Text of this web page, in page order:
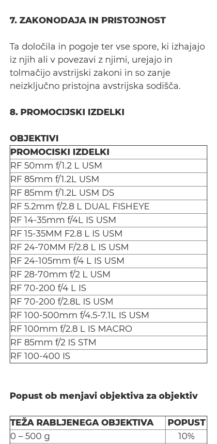
7. ZAKONODAJA IN PRISTOJNOST
Ta določila in pogoje ter vse spore, ki izhajajo
iz njih ali v povezavi z njimi, urejajo in
tolmačijo avstrijski zakoni in so zanje
neizključno pristojna avstrijska sodišča.
8. PROMOCIJSKI IZDELKI
OBJEKTIVI
PROMOCISKI IZDELKI
RF 50mm f/1.2 L USM
RF 85mm f/1.2L USM
RF 85mm f/1.2L USM DS
RF 5.2mm f/2.8 L DUAL FISHEYE
RF 14-35mm f/4L IS USM
RF 15-35MM F2.8 L IS USM
RF 24-70MM F/2.8 L IS USM
RF 24-105mm f/4 L IS USM
RF 28-70mm f/2 L USM
RF 70-200 f/4 L IS
RF 70-200 f/2.8L IS USM
RF 100-500mm f/4.5-7.1L IS USM
RF 100mm f/2.8 L IS MACRO
RF 85mm f/2 IS STM
RF 100-400 IS
Popust ob menjavi objektiva za objektiv
TEŽA RABLJENEGA OBJEKTIVA
POPUST
0 – 500 g
10%